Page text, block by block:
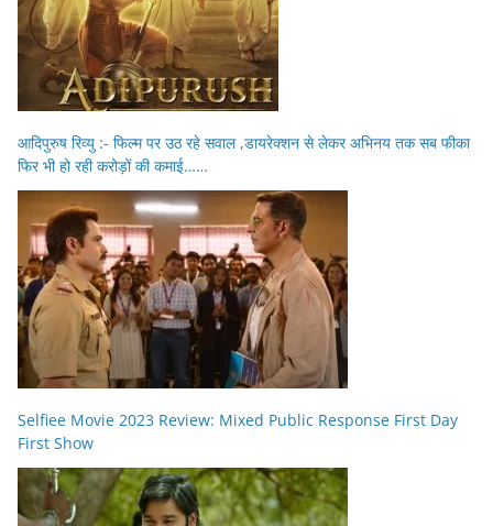
आदिपुरुष रिव्यु :- फिल्म पर उठ रहे सवाल ,डायरेक्शन से लेकर अभिनय तक सब फीका
फिर भी हो रही करोड़ों की कमाई……
Selfiee Movie 2023 Review: Mixed Public Response First Day
First Show